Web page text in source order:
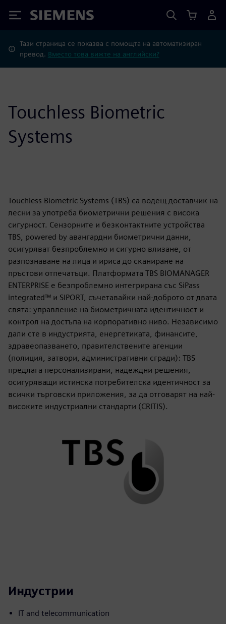
Siemens
Тази страница се показва с помощта на автоматизиран
превод. Вместо това вижте на английски?
Touchless Biometric
Systems
Touchless Biometric Systems (TBS) са водещ доставчик на
лесни за употреба биометрични решения с висока
сигурност. Сензорните и безконтактните устройства
TBS, powered by авангардни биометрични данни,
осигуряват безпроблемно и сигурно влизане, от
разпознаване на лица и ириса до сканиране на
пръстови отпечатъци. Платформата TBS BIOMANAGER
ENTERPRISE е безпроблемно интегрирана със SiPass
integrated™ и SIPORT, съчетавайки най-доброто от двата
свята: управление на биометричната идентичност и
контрол на достъпа на корпоративно ниво. Независимо
дали сте в индустрията, енергетиката, финансите,
здравеопазването, правителствените агенции
(полиция, затвори, административни сгради): TBS
предлага персонализирани, надеждни решения,
осигуряващи истинска потребителска идентичност за
всички търговски приложения, за да отговарят на най-
високите индустриални стандарти (CRITIS).
Индустрии
IT and telecommunication